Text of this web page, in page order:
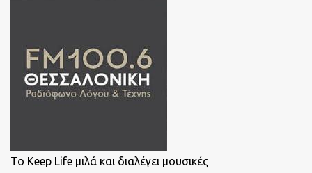
To Keep Life μιλά και διαλέγει μουσικές